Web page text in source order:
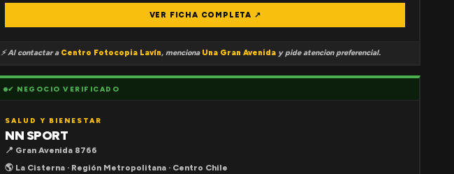
VER FICHA COMPLETA ↗
⚡ Al contactar a Centro Fotocopia Lavín, menciona Una Gran Avenida y pide atencion preferencial.
✔ NEGOCIO VERIFICADO
SALUD Y BIENESTAR
NN SPORT
📍 Gran Avenida 8766
🌎 La Cisterna · Región Metropolitana · Centro Chile